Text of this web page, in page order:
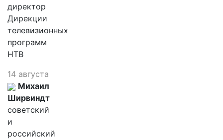
директор
Дирекции
телевизионных
программ
НТВ
14 августа
Михаил
Ширвиндт
советский
и
российский